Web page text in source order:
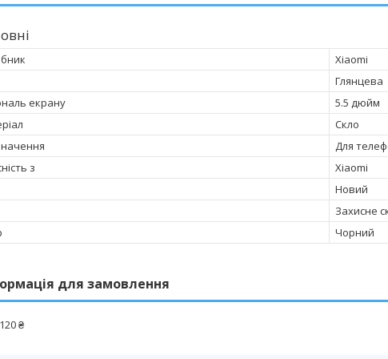
Xiaomi
Глянцева
екрану
5.5 дюйм
Скло
Для
з
Xiaomi
Новий
Захисне
Чорний
для замовлення
120 ₴